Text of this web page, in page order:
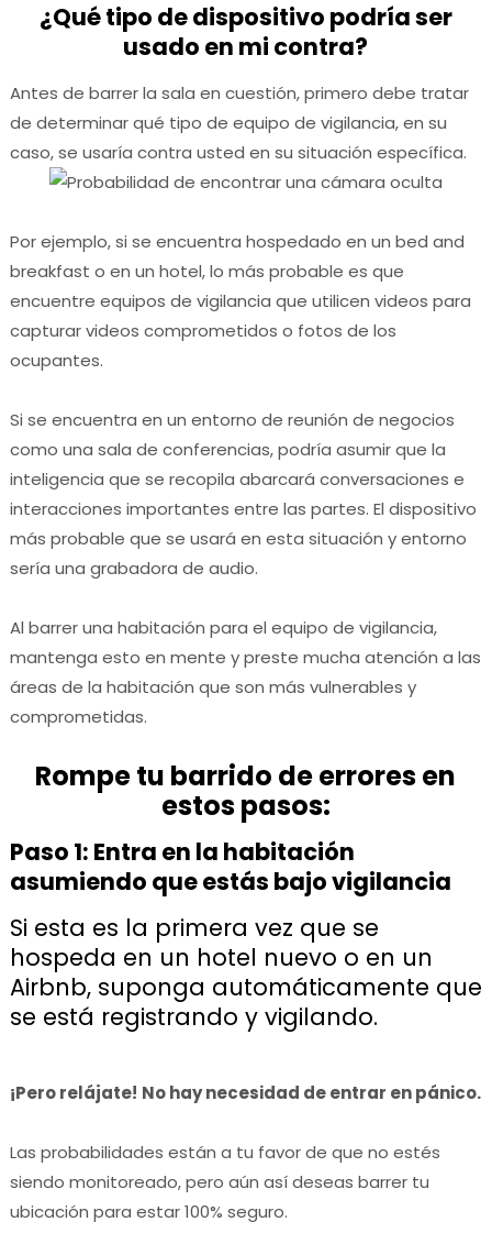
¿Qué tipo de dispositivo podría ser
usado en mi contra?
Antes de barrer la sala en cuestión, primero debe tratar
de determinar qué tipo de equipo de vigilancia, en su
caso, se usaría contra usted en su situación específica.
Por ejemplo, si se encuentra hospedado en un bed and
breakfast o en un hotel, lo más probable es que
encuentre equipos de vigilancia que utilicen videos para
capturar videos comprometidos o fotos de los
ocupantes.
Si se encuentra en un entorno de reunión de negocios
como una sala de conferencias, podría asumir que la
inteligencia que se recopila abarcará conversaciones e
interacciones importantes entre las partes. El dispositivo
más probable que se usará en esta situación y entorno
sería una grabadora de audio.
Al barrer una habitación para el equipo de vigilancia,
mantenga esto en mente y preste mucha atención a las
áreas de la habitación que son más vulnerables y
comprometidas.
Rompe tu barrido de errores en
estos pasos:
Paso 1: Entra en la habitación
asumiendo que estás bajo vigilancia
Si esta es la primera vez que se
hospeda en un hotel nuevo o en un
Airbnb, suponga automáticamente que
se está registrando y vigilando.
¡Pero relájate! No hay necesidad de entrar en pánico.
Las probabilidades están a tu favor de que no estés
siendo monitoreado, pero aún así deseas barrer tu
ubicación para estar 100% seguro.